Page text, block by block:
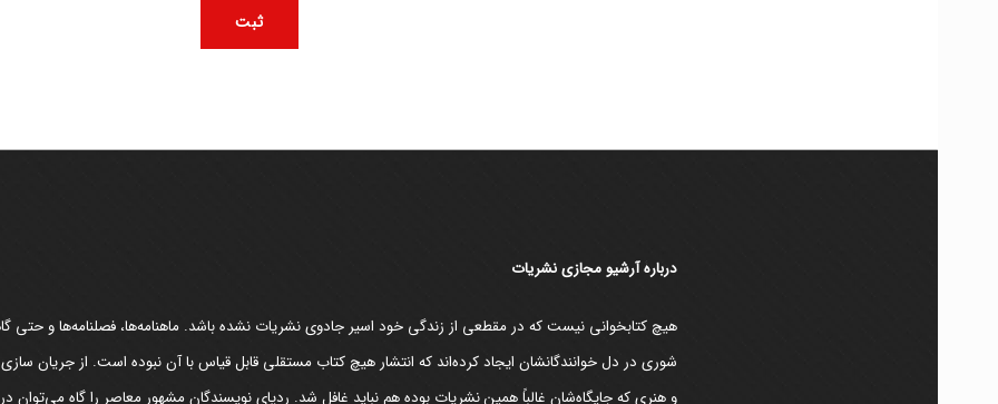
دربارۀ آرشیو مجازی نشریات
هیچ کتابخوانی نیست که در مقطعی از زندگی خود اسیر جادوی نشریات نشده باشد. ماهنامه‌ها، فصلنامه‌ها و حتی
شوری در دل خوانندگانشان ایجاد کرده‌اند که انتشار هیچ کتاب مستقلی قابل قیاس با آن نبوده است. از جریان
و هنری که جایگاه‌شان غالباً همین نشریات بوده هم نباید غافل شد. ردپای نویسندگان مشهور معاصر را گاه می‌توان